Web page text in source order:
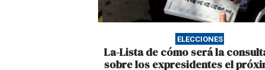
ELECCIONES
La-Lista de cómo será la
sobre los expresidentes el